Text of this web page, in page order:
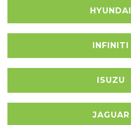
HYUNDAI
INFINITI
ISUZU
JAGUAR